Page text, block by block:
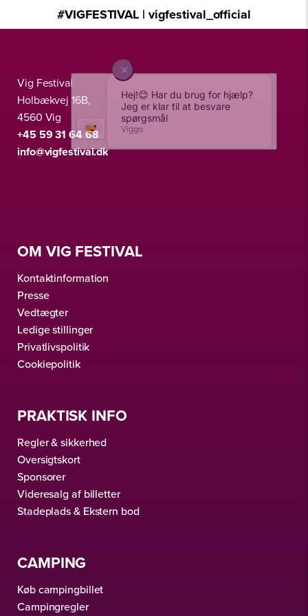
#VIGFESTIVAL | vigfestival_official
Vig Festival
Holbækvej 16B,
4560 Vig
+45 59 31 64 68
info@vigfestival.dk
OM VIG FESTIVAL
Kontaktinformation
Presse
Vedtægter
Ledige stillinger
Privatlivspolitik
Cookiepolitik
PRAKTISK INFO
Regler & sikkerhed
Oversigtskort
Sponsorer
Videresalg af billetter
Stadeplads & Ekstern bod
CAMPING
Køb campingbillet
Campingregler